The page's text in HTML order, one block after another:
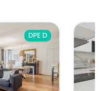
DPE D